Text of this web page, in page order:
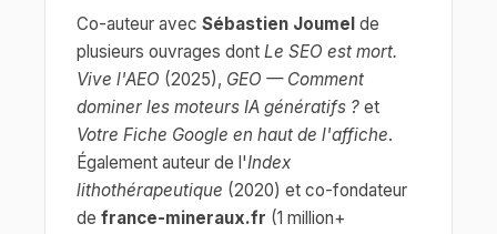
Co-auteur avec Sébastien Joumel de
plusieurs ouvrages dont Le SEO est mort.
Vive l'AEO (2025), GEO — Comment
dominer les moteurs IA génératifs ? et
Votre Fiche Google en haut de l'affiche.
Également auteur de l'Index
lithothérapeutique (2020) et co-fondateur
de france-mineraux.fr (1 million+